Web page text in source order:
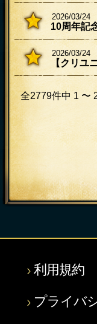
10周年記
2026/03/24
【クリユ
2026/03/24
全2779件中 1 〜
利用規約
プライバ